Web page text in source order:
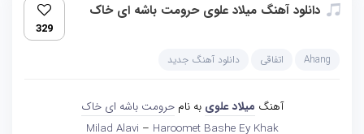
دانلود آهنگ میلاد علوی حرومت باشه ای خاک
329
Ahang اتفاقی دانلود آهنگ جدید
آهنگ میلاد علوی به نامحرومت باشه ای خاک
Milad Alavi – Haroomet Bashe Ey Khak